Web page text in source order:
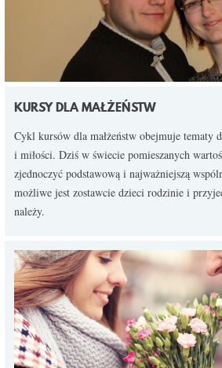
KURSY DLA MAŁŻEŃSTW
Cykl kursów dla małżeństw obejmuje tematy
i miłości. Dziś w świecie pomieszanych
zjednoczyć podstawową i najważniejszą
możliwe jest zostawcie dzieci rodzinie i
należy.